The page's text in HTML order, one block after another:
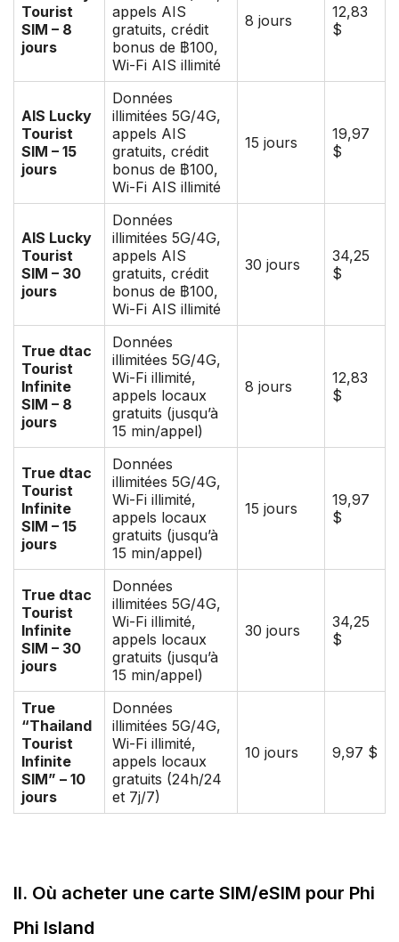
Tourist
SIM – 8
jours
appels AIS
gratuits, crédit
bonus de ฿100,
Wi-Fi AIS illimité
8 jours
12,83
$
AIS Lucky
Tourist
SIM – 15
jours
Données
illimitées 5G/4G,
appels AIS
gratuits, crédit
bonus de ฿100,
Wi-Fi AIS illimité
15 jours
19,97
$
AIS Lucky
Tourist
SIM – 30
jours
Données
illimitées 5G/4G,
appels AIS
gratuits, crédit
bonus de ฿100,
Wi-Fi AIS illimité
30 jours
34,25
$
True dtac
Tourist
Infinite
SIM – 8
jours
Données
illimitées 5G/4G,
Wi-Fi illimité,
appels locaux
gratuits (jusqu’à
15 min/appel)
8 jours
12,83
$
True dtac
Tourist
Infinite
SIM – 15
jours
Données
illimitées 5G/4G,
Wi-Fi illimité,
appels locaux
gratuits (jusqu’à
15 min/appel)
15 jours
19,97
$
True dtac
Tourist
Infinite
SIM – 30
jours
Données
illimitées 5G/4G,
Wi-Fi illimité,
appels locaux
gratuits (jusqu’à
15 min/appel)
30 jours
34,25
$
True
“Thailand
Tourist
Infinite
SIM” – 10
jours
Données
illimitées 5G/4G,
Wi-Fi illimité,
appels locaux
gratuits (24h/24
et 7j/7)
10 jours 9,97 $
II. Où acheter une carte SIM/eSIM pour Phi
Phi Island